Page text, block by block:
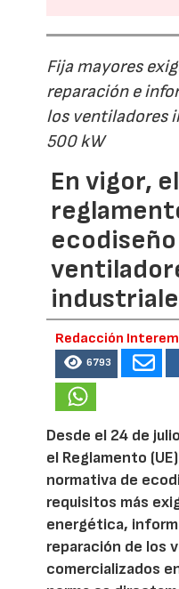
Fija mayores
reparación e
los ventiladores
500 kW
En vigor,
ecodiseño
Redacción
6793
Desde el 24 de
el Reglamento
normativa de
requisitos más
energética,
reparación de los
comercializados